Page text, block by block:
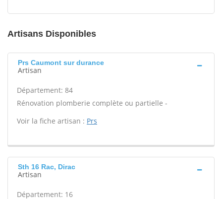
Artisans Disponibles
Prs Caumont sur durance
Artisan
Département: 84
Rénovation plomberie complète ou partielle -
Voir la fiche artisan : Prs
Sth 16 Rac, Dirac
Artisan
Département: 16